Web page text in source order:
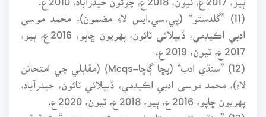
(11) ”گلدستو“ (پي.سي.ايس لاءِ مضمون)، محمد موسى
2017ع، ٽيون، 2019ع.
(12) ”سنڌي ادب“ (پڇا ڳاڇا-Mcqs) (مقابلي جي امتحانن
لاءِ)، محمد موسى ادبي اڪيڊمي، ڏيپلائي ٽائون، حيدرآباد،
پهريون ڇاپو، 2016ع، ٻيو، 2018ع، ٽيون، 2020ع.
(13) ”سنڌي نثر جي تاريخ ۾ عورتن جو حصو“، تحقيقي